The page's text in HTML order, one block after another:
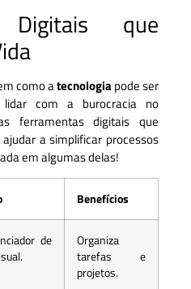
Digitais que
como atecnologiapode ser
com a burocracia no
ferramentas digitais que
a simplificar processos
em algumas delas!
Benefícios
de
Organiza
tarefas e
projetos.